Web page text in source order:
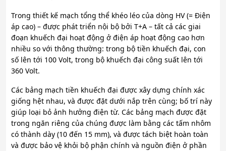
Trong thiết kế mạch tổng thể khéo léo của dòng HV (= Điện
áp cao) – được phát triển nội bộ bởi T+A – tất cả các giai
đoạn khuếch đại hoạt động ở điện áp hoạt động cao hơn
nhiều so với thông thường: trong bộ tiền khuếch đại, con
số lên tới 100 Volt, trong bộ khuếch đại công suất lên tới
360 Volt.
Các bảng mạch tiền khuếch đại được xây dựng chính xác
giống hệt nhau, và được đặt dưới nắp trên cùng; bố trí này
giúp loại bỏ ảnh hưởng điện từ. Các bảng mạch được đặt
trong ngăn riêng của chúng được làm bằng các tấm nhôm
có thành dày (10 đến 15 mm), và được tách biệt hoàn toàn
và được bảo vệ khỏi bộ phận chính và nguồn điện ở phần